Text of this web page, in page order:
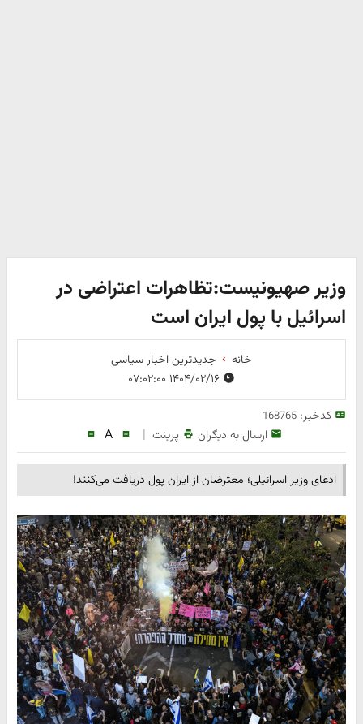
وزیر صهیونیست:تظاهرات اعتراضی در
اسرائیل با پول ایران است
خانه
جدیدترین اخبار سیاسی
کدخبر:168765
ارسال به دیگران پرینت |
A
ادعای وزیر اسرائیلی؛ معترضان از ایران پول دریافت می‌کنند!